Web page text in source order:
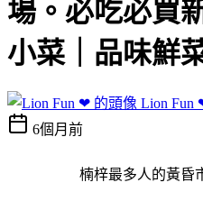
場。必吃必買
小菜｜品味鮮
Lion Fun
6個月前
楠梓最多人的黃昏